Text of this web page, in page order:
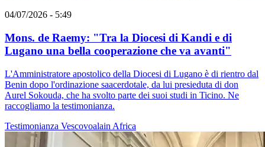
04/07/2026 - 5:49
Mons. de Raemy: "Tra la Diocesi di Kandi e di
Lugano una bella cooperazione che va avanti"
L'Amministratore apostolico della Diocesi di Lugano è di rientro dal
Benin dopo l'ordinazione saacerdotale, da lui presieduta di don
Aurel Sokouda, che ha svolto parte dei suoi studi in Ticino. Ne
raccogliamo la testimonianza.
Testimonianza Vescovoalain Africa